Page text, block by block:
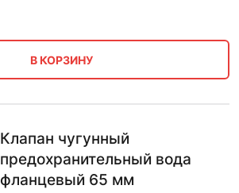
В КОРЗИНУ
Клапан чугунный
предохранительный вода
фланцевый 65 мм